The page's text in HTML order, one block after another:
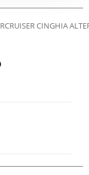
CINGHIA